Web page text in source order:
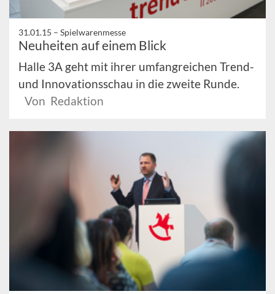
31.01.15 – Spielwarenmesse
Neuheiten auf einem Blick
Halle 3A geht mit ihrer umfangreichen Trend-
und Innovationsschau in die zweite Runde.
Von Redaktion